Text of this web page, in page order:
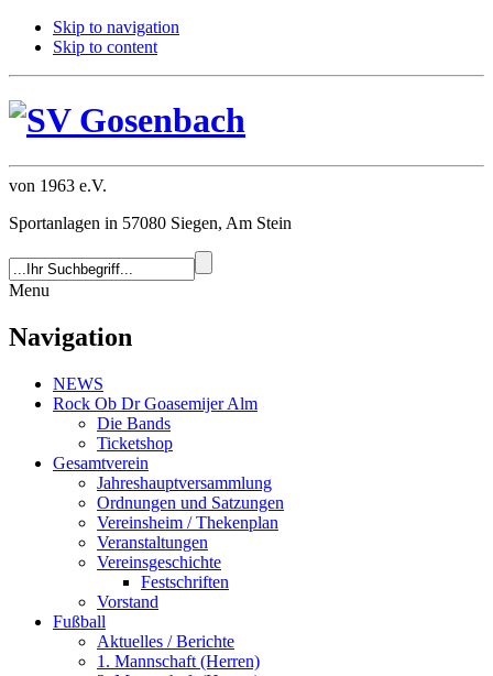
Skip to navigation
Skip to content
von 1963 e.V.
Sportanlagen in 57080 Siegen, Am Stein
Menu
Navigation
NEWS
Rock Ob Dr Goasemijer Alm
Die Bands
Ticketshop
Gesamtverein
Jahreshauptversammlung
Ordnungen und Satzungen
Vereinsheim / Thekenplan
Veranstaltungen
Vereinsgeschichte
Festschriften
Vorstand
Fußball
Aktuelles / Berichte
1. Mannschaft (Herren)